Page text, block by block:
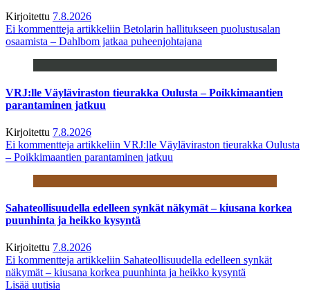
Kirjoitettu 7.8.2026
Ei kommentteja artikkeliin Betolarin hallitukseen puolustusalan
osaamista – Dahlbom jatkaa puheenjohtajana
VRJ:lle Väyläviraston tieurakka Oulusta – Poikkimaantien
parantaminen jatkuu
Kirjoitettu 7.8.2026
Ei kommentteja artikkeliin VRJ:lle Väyläviraston tieurakka Oulusta
– Poikkimaantien parantaminen jatkuu
Sahateollisuudella edelleen synkät näkymät – kiusana korkea
puunhinta ja heikko kysyntä
Kirjoitettu 7.8.2026
Ei kommentteja artikkeliin Sahateollisuudella edelleen synkät
näkymät – kiusana korkea puunhinta ja heikko kysyntä
Lisää uutisia